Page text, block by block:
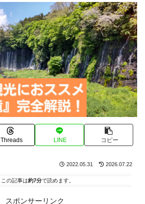
Threads LINE コピー
2022.05.31 2026.07.22
この記事は約7分で読めます。
スポンサーリンク